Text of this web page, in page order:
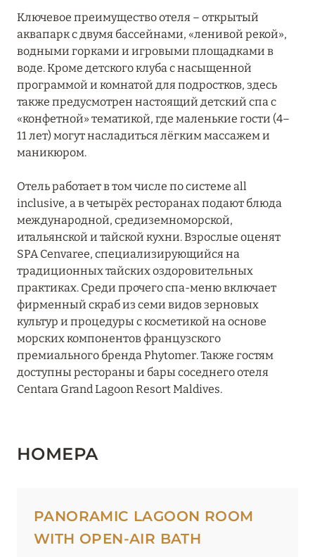
Ключевое преимущество отеля – открытый
аквапарк с двумя бассейнами, «ленивой рекой»,
водными горками и игровыми площадками в
воде. Кроме детского клуба с насыщенной
программой и комнатой для подростков, здесь
также предусмотрен настоящий детский спа с
«конфетной» тематикой, где маленькие гости (4–
11 лет) могут насладиться лёгким массажем и
маникюром.
Отель работает в том числе по системе all
inclusive, а в четырёх ресторанах подают блюда
международной, средиземноморской,
итальянской и тайской кухни. Взрослые оценят
SPA Cenvaree, специализирующийся на
традиционных тайских оздоровительных
практиках. Среди прочего спа-меню включает
фирменный скраб из семи видов зерновых
культур и процедуры с косметикой на основе
морских компонентов французского
премиального бренда Phytomer. Также гостям
доступны рестораны и бары соседнего отеля
Centara Grand Lagoon Resort Maldives.
НОМЕРА
PANORAMIC LAGOON ROOM
WITH OPEN-AIR BATH